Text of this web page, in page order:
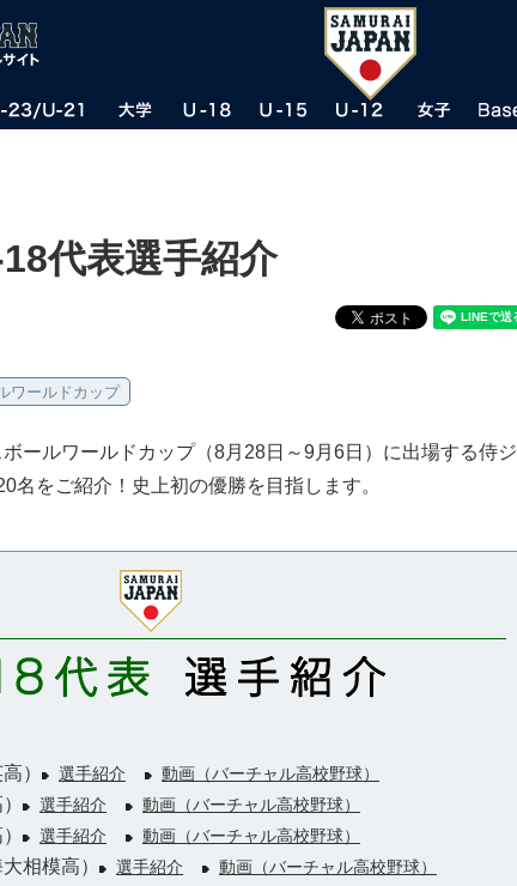
代表選手紹介
ワールドカップ
ールワールドカップ（8月28日～9月6日）に出場する侍ジ
名をご紹介！史上初の優勝を目指します。
）
選手紹介 動画（バーチャル高校野球）
選手紹介 動画（バーチャル高校野球）
選手紹介 動画（バーチャル高校野球）
相模高） 選手紹介 動画（バーチャル高校野球）